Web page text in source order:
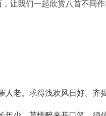
让我们一起欣赏八首不同
老。求得浅欢风日好。齐